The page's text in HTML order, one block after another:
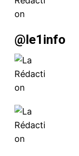
@le1info